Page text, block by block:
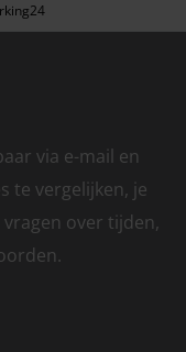
via e-mail en
te vergelijken, je
over tijden,